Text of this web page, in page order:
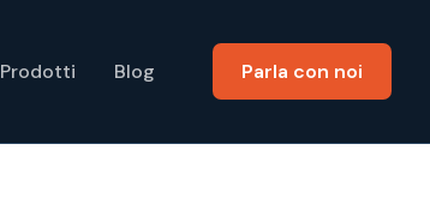
Prodotti Blog Parla con noi